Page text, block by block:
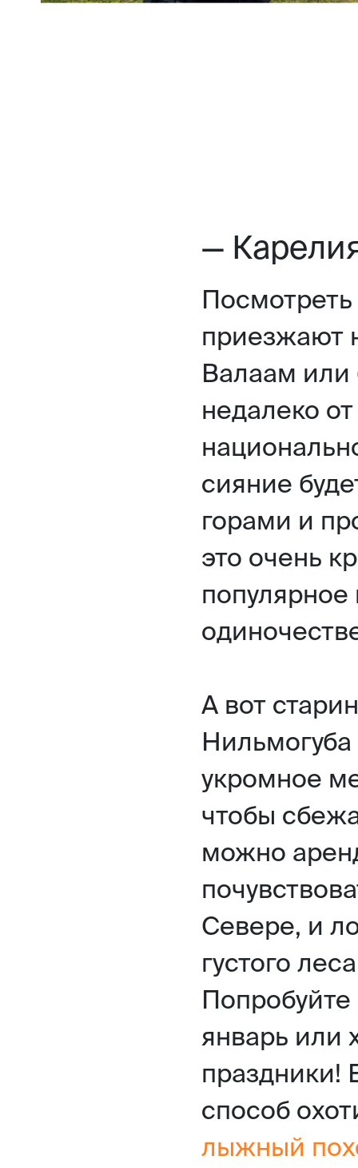
—
приезжают
Валаам или
недалеко
сияние
горами и
это очень
популярное
А вот
укромное
чтобы
можно
Севере, и
густого
Попробуйте
январь или
праздники!
способ
лыжный